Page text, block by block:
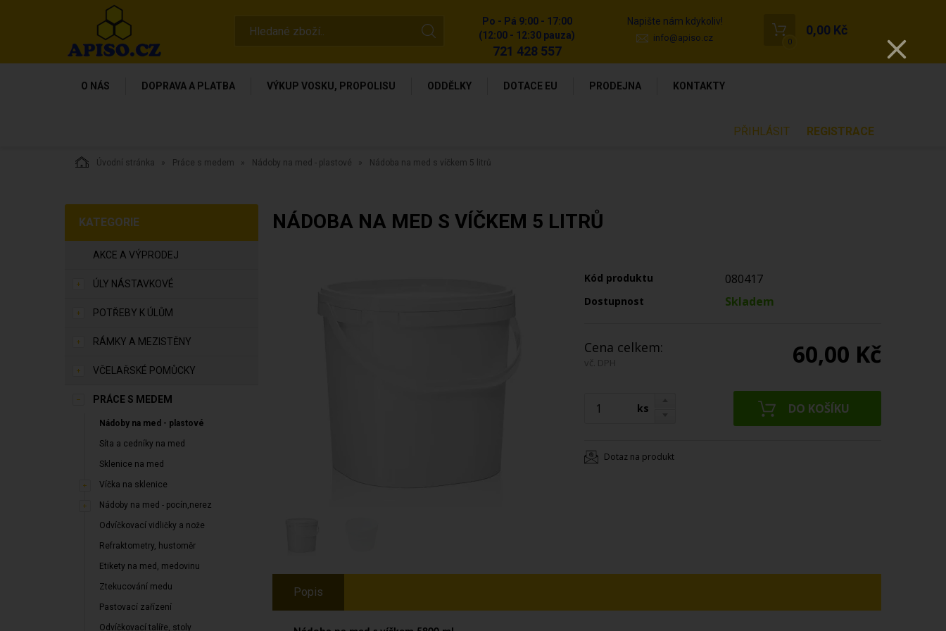
Po - Pá 9:00 - 17:00
(12:00 - 12:30 pauza)
721 428 557
Napište nám kdykoliv!
info@apiso.cz 0
0,00 Kč
O NÁS DOPRAVA A PLATBA VÝKUP VOSKU, PROPOLISU ODDĚLKY DOTACE EU PRODEJNA KONTAKTY
PŘIHLÁSIT REGISTRACE
Úvodní stránka Práce s medem Nádoby na med - plastové Nádoba na med s víčkem 5 litrů
KATEGORIE
AKCE A VÝPRODEJ
ÚLY NÁSTAVKOVÉ
POTŘEBY K ÚLŮM
RÁMKY A MEZISTĚNY
VČELAŘSKÉ POMŮCKY
PRÁCE S MEDEM
Nádoby na med - plastové
Síta a cedníky na med
Sklenice na med
Víčka na sklenice
Nádoby na med - pocín,nerez
Odvíčkovací vidličky a nože
Refraktometry, hustoměr
Etikety na med, medovinu
Ztekucování medu
Pastovací zařízení
Odvíčkovací talíře, stoly
NÁDOBA NA MED S VÍČKEM 5 LITRŮ
Kód produktu 080417
Dostupnost Skladem
Cena celkem:
vč. DPH 60,00 Kč
ks
Dotaz na produkt
Popis